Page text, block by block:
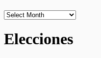
Archives
Elecciones